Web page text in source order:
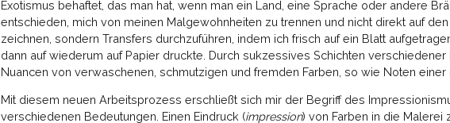
Exotismus behaftet, das man hat, wenn man ein Land, eine Sprache oder andere
entschieden, mich von meinen Malgewohnheiten zu trennen und nicht direkt auf
zeichnen, sondern Transfers durchzuführen, indem ich frisch auf ein Blatt
dann auf wiederum auf Papier druckte. Durch sukzessives Schichten
Nuancen von verwaschenen, schmutzigen und fremden Farben, so wie Noten einer
Mit diesem neuen Arbeitsprozess erschließt sich mir der Begriff des
verschiedenen Bedeutungen. Einen Eindruck (impression) von Farben in die